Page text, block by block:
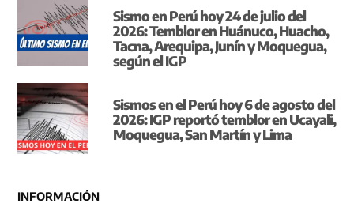
Sismo en Perú hoy 24 de julio del
2026: Temblor en Huánuco, Huacho,
Tacna, Arequipa, Junín y Moquegua,
según el IGP
Sismos en el Perú hoy 6 de agosto del
2026: IGP reportó temblor en Ucayali,
Moquegua, San Martín y Lima
INFORMACIÓN